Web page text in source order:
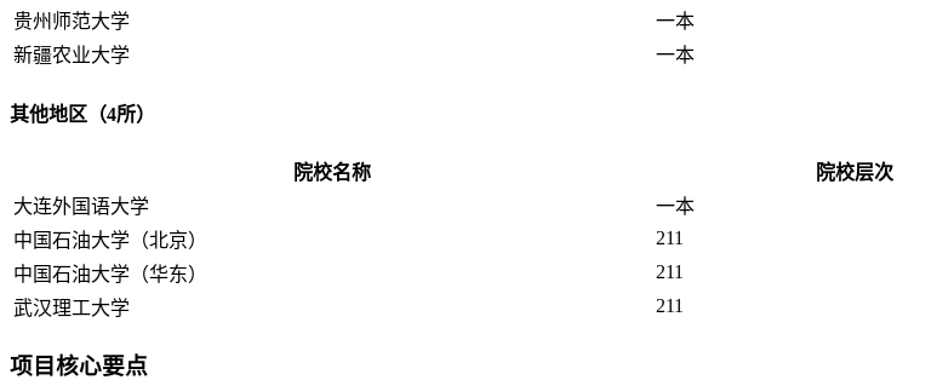
贵州师范大学
一本
新疆农业大学
一本
其他地区（4所）
院校名称 院校层次
大连外国语大学
一本
中国石油大学（北京）
211
中国石油大学（华东）
211
武汉理工大学
211
项目核心要点